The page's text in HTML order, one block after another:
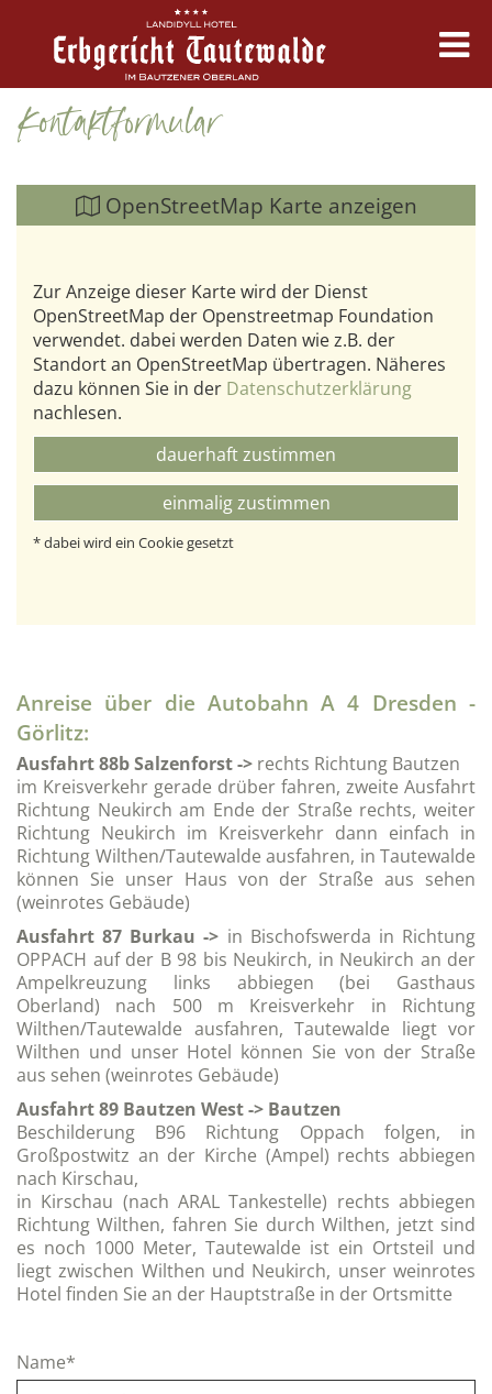
Erbgericht
Zimmer & Angebote
Feste & Tagung
Erleben & Termine
Kontaktformular
OpenStreetMap Karte anzeigen
Zur Anzeige dieser Karte wird der Dienst
OpenStreetMap der Openstreetmap Foundation
verwendet. dabei werden Daten wie z.B. der
Standort an OpenStreetMap übertragen. Näheres
dazu können Sie in der Datenschutzerklärung
nachlesen.
dauerhaft zustimmen
einmalig zustimmen
* dabei wird ein Cookie gesetzt
Anreise über die Autobahn A 4 Dresden -
Görlitz:
Ausfahrt 88b Salzenforst -> rechts Richtung Bautzen
im Kreisverkehr gerade drüber fahren, zweite Ausfahrt
Richtung Neukirch am Ende der Straße rechts, weiter
Richtung Neukirch im Kreisverkehr dann einfach in
Richtung Wilthen/Tautewalde ausfahren, in Tautewalde
können Sie unser Haus von der Straße aus sehen
(weinrotes Gebäude)
Ausfahrt 87 Burkau -> in Bischofswerda in Richtung
OPPACH auf der B 98 bis Neukirch, in Neukirch an der
Ampelkreuzung links abbiegen (bei Gasthaus
Oberland) nach 500 m Kreisverkehr in Richtung
Wilthen/Tautewalde ausfahren, Tautewalde liegt vor
Wilthen und unser Hotel können Sie von der Straße
aus sehen (weinrotes Gebäude)
Ausfahrt 89 Bautzen West -> Bautzen
Beschilderung B96 Richtung Oppach folgen, in
Großpostwitz an der Kirche (Ampel) rechts abbiegen
nach Kirschau,
in Kirschau (nach ARAL Tankestelle) rechts abbiegen
Richtung Wilthen, fahren Sie durch Wilthen, jetzt sind
es noch 1000 Meter, Tautewalde ist ein Ortsteil und
liegt zwischen Wilthen und Neukirch, unser weinrotes
Hotel finden Sie an der Hauptstraße in der Ortsmitte
Name*